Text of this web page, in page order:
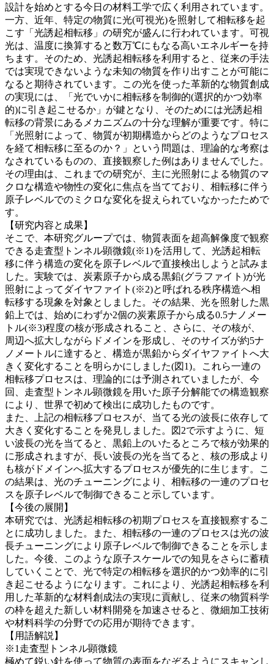
設計を始めとする今日の材料工学で広く利用されています。
一方、近年、特定の物質に光(可視光)を照射して相転移を起
こす「光誘起相転移」の研究が盛んに行われています。可視
光は、温度に換算すると数万℃にもなる高いエネルギーを持
ちます。そのため、光誘起相転移を利用すると、従来の手法
では実現できないような未知の物質を作り出すことが可能に
なると期待されています。この光を使った革新的な物質創成
の実現には、「光でいかに相転移を制御的(選択的かつ効率
的)に引き起こせるか」が鍵となり、そのためには光誘起相
転移の背景にあるメカニズムの十分な理解が重要です。特に
「光照射によって、物質が初期構造からどのようなプロセス
を経て相転移に至るのか？」という問題は、理論的な考察は
なされているものの、直接観察した例はありませんでした。
その理由は、これまでの研究が、主に光照射による物質のマ
クロな構造や物性の変化に焦点を当てており、相転移に伴う
原子レベルでのミクロな変化を捉えられていなかったためで
す。
【研究内容と成果】
そこで、本研究グループでは、物質表面を超高解像度で観察
できる走査型トンネル顕微鏡(※1)を活用して、光誘起相転
移に伴う構造の変化を原子レベルで直接検出しようと試みま
した。実験では、炭素原子から成る黒鉛(グラファイト)が光
照射によってダイヤファイト(※2)と呼ばれる秩序構造へ相
転移する現象を対象としました。その結果、光を照射した黒
鉛上では、始めにわずか2個の炭素原子から成る0.5ナノメー
トル(※3)程度の核が形成されること、さらに、その核が、
周辺へ拡大しながらドメインを形成し、そのサイズが約5ナ
ノメートルに達すると、構造が黒鉛からダイヤファイトへ大
きく変化することを明らかにしました(図1)。これら一連の
相転移プロセスは、理論的には予測されていましたが、今
回、走査型トンネル顕微鏡を用いた原子分解能での構造観察
により、世界で初めて検出に成功したものです。
また、上記の相転移プロセスが、当てる光の波長に依存して
大きく変化することを発見しました。図2で示すように、短
い波長の光を当てると、黒鉛上のいたるところで核が効果的
に形成されますが、長い波長の光を当てると、核の形成より
も核がドメインへ拡大するプロセスが優先的に生じます。こ
の結果は、光のチューニングにより、相転移の一連のプロセ
スを原子レベルで制御できること示しています。
【今後の展開】
本研究では、光誘起相転移の初期プロセスを直接観察するこ
とに成功しました。また、相転移の一連のプロセスは光の波
長チューニングにより原子レベルで制御できることを示しま
した。今後、このような原子スケールでの知見をさらに蓄積
していくことで、光で特定の相転移を選択的かつ効率的に引
き起こせるようになります。これにより、光誘起相転移を利
用した革新的な材料創成法の実現に貢献し、従来の物質科学
の枠を超えた新しい材料開発を加速させると、微細加工技術
や材料科学の分野での応用が期待できます。
【用語解説】
※1走査型トンネル顕微鏡
極めて鋭い針を使って物質の表面をなぞるようにスキャンし